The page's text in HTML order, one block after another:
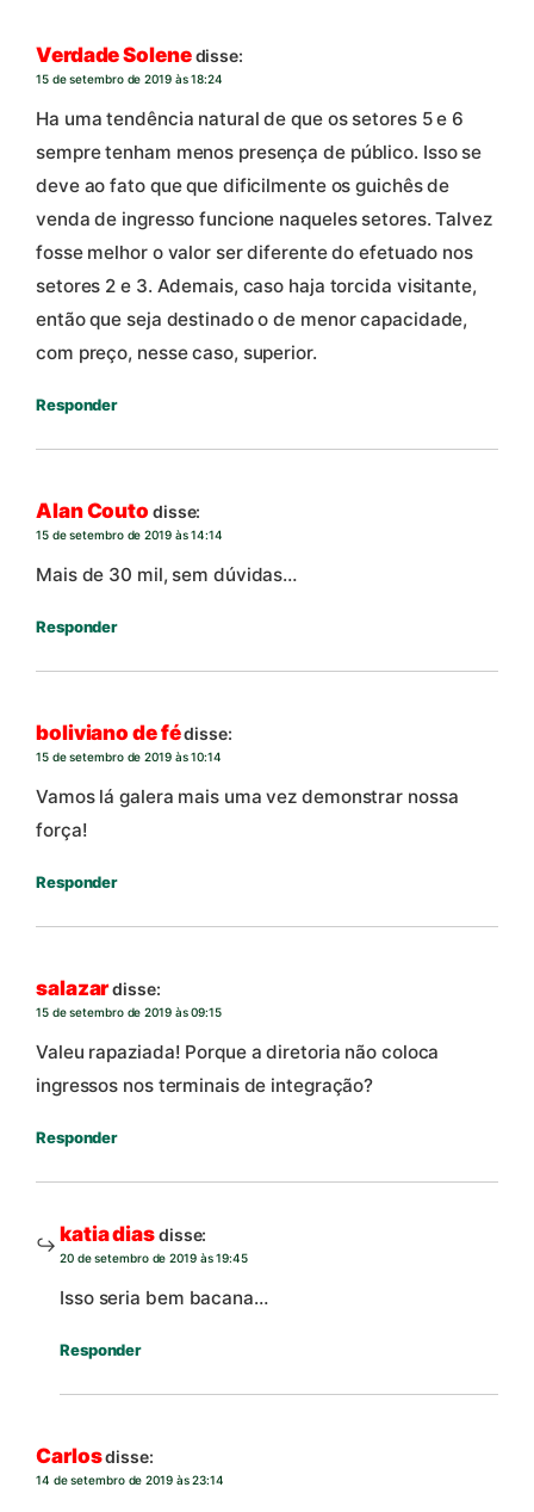
Verdade Solenedisse:
15 de setembro de 2019 às 18:24
Ha uma tendência natural de que os setores 5 e 6
sempre tenham menos presença de público. Isso se
deve ao fato que que dificilmente os guichês de
venda de ingresso funcione naqueles setores. Talvez
fosse melhor o valor ser diferente do efetuado nos
setores 2 e 3. Ademais, caso haja torcida visitante,
então que seja destinado o de menor capacidade,
com preço, nesse caso, superior.
Responder
Alan Couto disse:
15 de setembro de 2019 às 14:14
Mais de 30 mil, sem dúvidas…
Responder
boliviano de fédisse:
15 de setembro de 2019 às 10:14
Vamos lá galera mais uma vez demonstrar nossa
força!
Responder
salazardisse:
15 de setembro de 2019 às 09:15
Valeu rapaziada! Porque a diretoria não coloca
ingressos nos terminais de integração?
Responder
katia diasdisse:
20 de setembro de 2019 às 19:45
Isso seria bem bacana…
Responder
Carlosdisse:
14 de setembro de 2019 às 23:14